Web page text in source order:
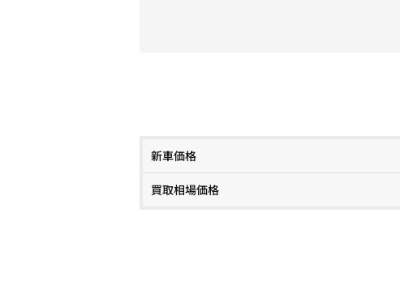
新車価格
買取相場価格